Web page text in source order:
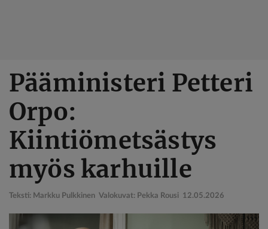
pääsisältöön
Pääministeri Petteri
Orpo:
Kiintiömetsästys
myös karhuille
Teksti: Markku Pulkkinen Valokuvat: Pekka Rousi 12.05.2026